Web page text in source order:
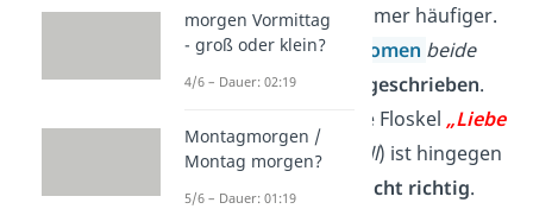
beide“liest man immer häufiger.
Hier wird dasPronomen beide
wie gewohnt
kleingeschrieben.
Die eingedeutschte Floskel „Liebe
alle“ (engl.:Dear All) ist hingegen
grammatikalisch
nicht richtig.
morgen Vormittag
- groß oder klein?
4/6 – Dauer: 02:19
Montagmorgen /
Montag morgen?
5/6 – Dauer: 01:19